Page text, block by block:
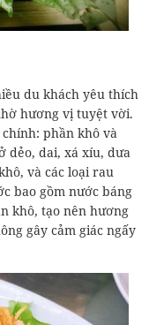
du khách yêu thích
hương vị tuyệt vời.
phần khô và
dẻo, dai, xá xíu, dưa
và các loại rau
bao gồm nước báng
khô, tạo nên hương
gây cảm giác ngấy